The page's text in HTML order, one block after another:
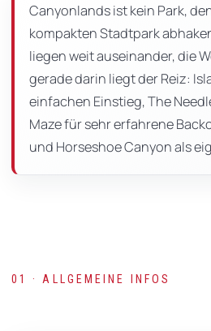
Canyonlands ist kein Park,
kompakten Stadtpark
liegen weit auseinander, die
gerade darin liegt der Reiz:
einfachen Einstieg, The
Maze für sehr erfahrene
und Horseshoe Canyon als
01 · ALLGEMEINE INFOS